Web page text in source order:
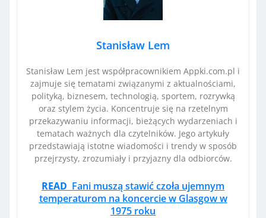
Stanisław Lem
Stanisław Lem jest współpracownikiem Appki.com.pl i
zajmuje się tematami związanymi z aktualnościami,
polityką, biznesem, technologią, sportem, rozrywką
oraz stylem życia. Koncentruje się na rzetelnym
przekazywaniu informacji, bieżących wydarzeniach i
tematach ważnych dla czytelników. Jego artykuły
przedstawiają istotne wiadomości i trendy w sposób
przejrzysty, zrozumiały i przyjazny dla odbiorców.
READ Fani muszą stawić czoła ujemnym
temperaturom na koncercie w Glasgow w
1975 roku